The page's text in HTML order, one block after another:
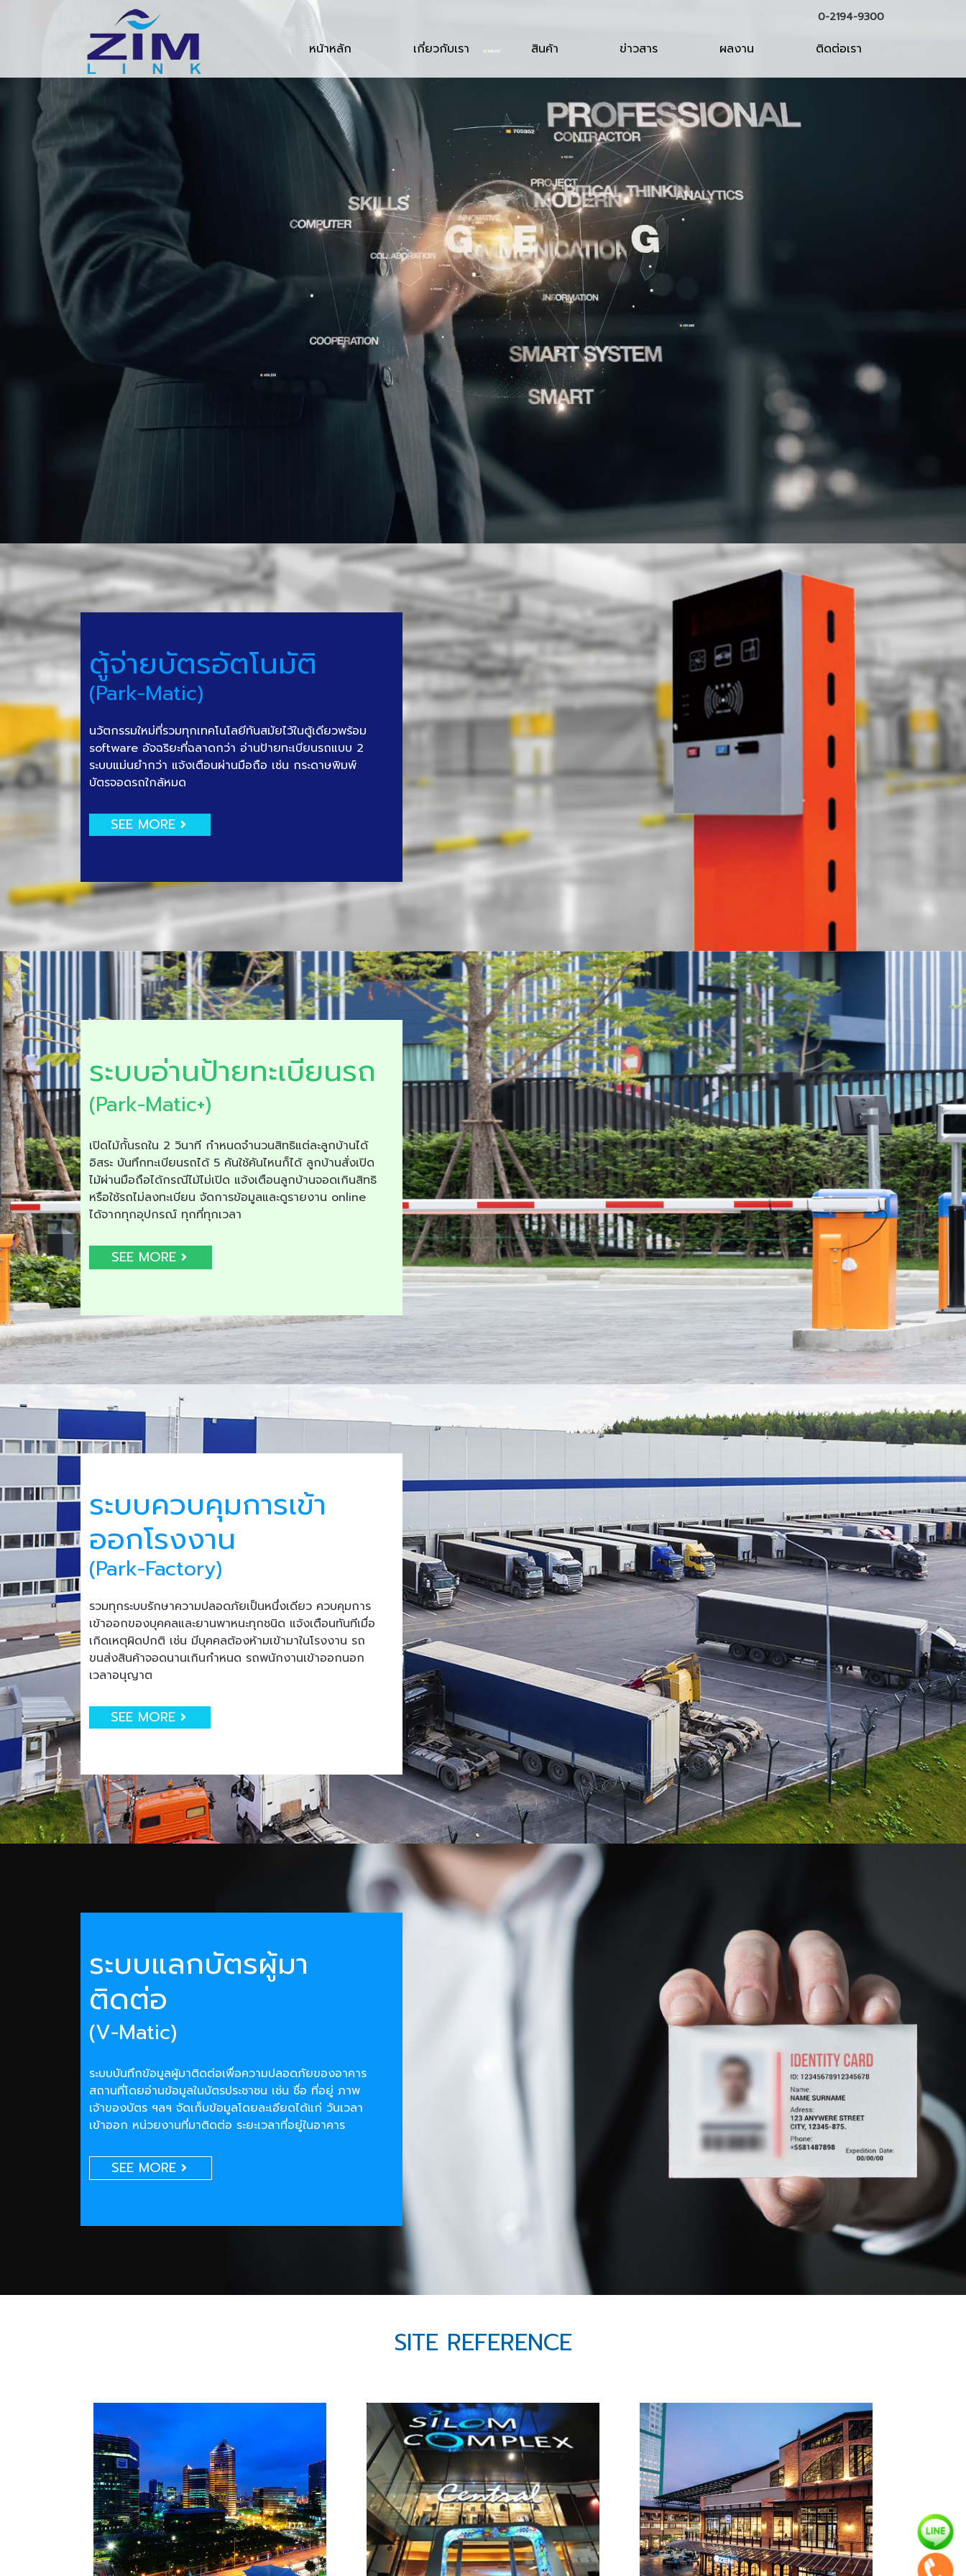
0-2194-9300
หน้าหลัก เกี่ยวกับเรา สินค้า ข่าวสาร ผลงาน ติดต่อเรา
ตู้จ่ายบัตรอัตโนมัติ
(Park-Matic)
นวัตกรรมใหม่ที่รวมทุกเทคโนโลยีทันสมัยไว้ในตู้เดียวพร้อม
software อัจฉริยะที่ฉลาดกว่า อ่านป้ายทะเบียนรถแบบ 2
ระบบแม่นยำกว่า แจ้งเตือนผ่านมือถือ เช่น กระดาษพิมพ์
บัตรจอดรถใกล้หมด
SEE MORE
ระบบอ่านป้ายทะเบียนรถ
(Park-Matic+)
เปิดไม้กั้นรถใน 2 วินาที กำหนดจำนวนสิทธิแต่ละลูกบ้านได้
อิสระ บันทึกทะเบียนรถได้ 5 คันใช้คันไหนก็ได้ ลูกบ้านสั่งเปิด
ไม้ผ่านมือถือได้กรณีไม้ไม่เปิด แจ้งเตือนลูกบ้านจอดเกินสิทธิ
หรือใช้รถไม่ลงทะเบียน จัดการข้อมูลและดูรายงาน online
ได้จากทุกอุปกรณ์ ทุกที่ทุกเวลา
SEE MORE
ระบบควบคุมการเข้า
ออกโรงงาน
(Park-Factory)
รวมทุกระบบรักษาความปลอดภัยเป็นหนึ่งเดียว ควบคุมการ
เข้าออกของบุคคลและยานพาหนะทุกชนิด แจ้งเตือนทันทีเมื่อ
เกิดเหตุผิดปกติ เช่น มีบุคคลต้องห้ามเข้ามาในโรงงาน รถ
ขนส่งสินค้าจอดนานเกินกำหนด รถพนักงานเข้าออกนอก
เวลาอนุญาต
SEE MORE
ระบบแลกบัตรผู้มา
ติดต่อ
(V-Matic)
ระบบบันทึกข้อมูลผู้มาติดต่อเพื่อความปลอดภัยของอาคาร
สถานที่โดยอ่านข้อมูลในบัตรประชาชน เช่น ชื่อ ที่อยู่ ภาพ
เจ้าของบัตร ฯลฯ จัดเก็บข้อมูลโดยละเอียดได้แก่ วันเวลา
เข้าออก หน่วยงานที่มาติดต่อ ระยะเวลาที่อยู่ในอาคาร
SEE MORE
SITE REFERENCE